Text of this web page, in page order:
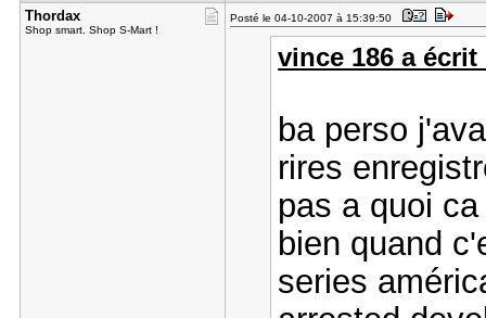
Thordax
Shop smart. Shop S-Mart !
Posté le 04-10-2007 à 15:39:50
vince 186 a écrit
ba perso
rires
pas a quoi
bien quand
series